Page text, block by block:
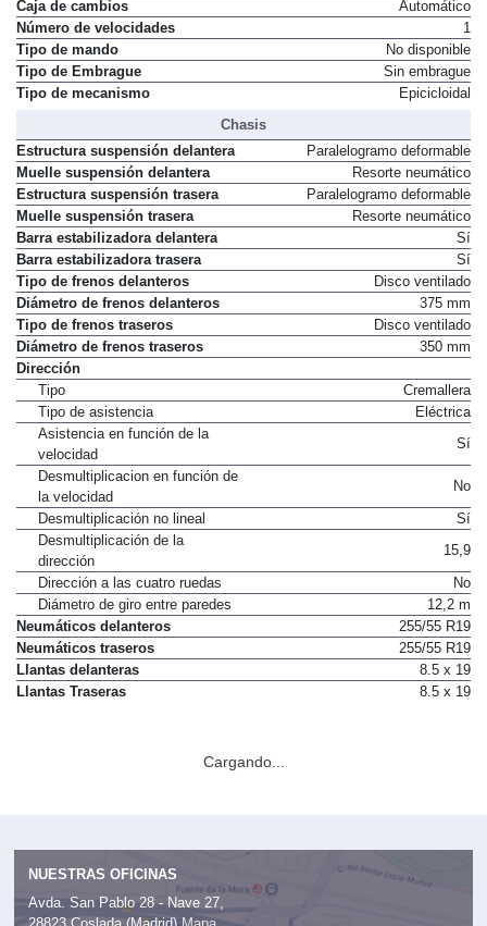
Caja de cambios
Automático
Número de velocidades
1
Tipo de mando
No disponible
Tipo de Embrague
Sin embrague
Tipo de mecanismo
Epicicloidal
Chasis
Estructura suspensión delantera
Paralelogramo deformable
Muelle suspensión delantera
Resorte neumático
Estructura suspensión trasera
Paralelogramo deformable
Muelle suspensión trasera
Resorte neumático
Barra estabilizadora delantera
Sí
Barra estabilizadora trasera
Sí
Tipo de frenos delanteros
Disco ventilado
Diámetro de frenos delanteros
375 mm
Tipo de frenos traseros
Disco ventilado
Diámetro de frenos traseros
350 mm
Dirección
Tipo
Cremallera
Tipo de asistencia
Eléctrica
Asistencia en función de la
velocidad
Sí
Desmultiplicacion en función de
la velocidad
No
Desmultiplicación no lineal
Sí
Desmultiplicación de la
dirección
15,9
Dirección a las cuatro ruedas
No
Diámetro de giro entre paredes
12,2 m
Neumáticos delanteros
255/55 R19
Neumáticos traseros
255/55 R19
Llantas delanteras
8.5 x 19
Llantas Traseras
8.5 x 19
Cargando...
NUESTRAS OFICINAS
Avda. San Pablo 28 - Nave 27,